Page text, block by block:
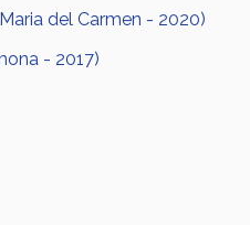
del Carmen - 2020)
- 2017)